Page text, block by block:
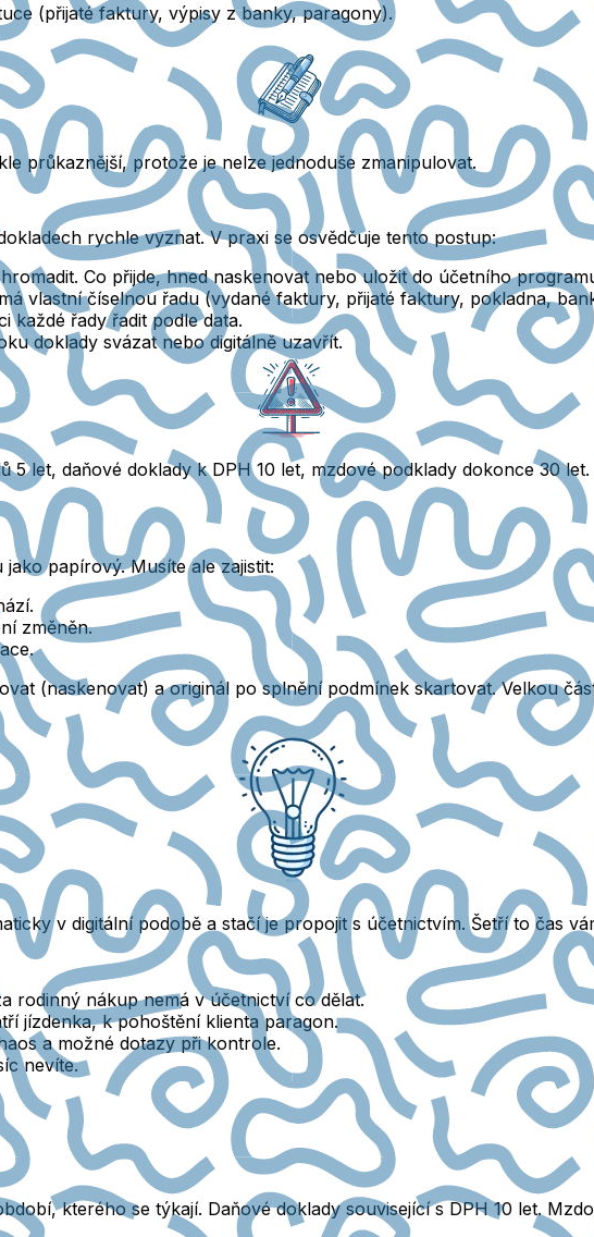
(přijaté faktury, výpisy z banky, paragony).
průkaznější,protože je nelze jednoduše zmanipulovat.
rychle vyznat. V praxi se osvědčuje tento postup:
Co přijde, hned naskenovat nebo uložit do účetního
vlastní číselnou řadu (vydané faktury, přijaté faktury, pokladna,
každé řady řadit podle data.
doklady svázat nebo digitálně uzavřít.
5 let, daňové doklady k DPH 10 let, mzdové podklady dokonce 30
papírový. Musíte ale zajistit:
změněn.
(naskenovat) a originál po splnění podmínek skartovat.Velkou
v digitální podobě a stačí je propojit s účetnictvím. Šetří to čas
rodinný nákup nemá v účetnictví co dělat.
jízdenka, k pohoštění klienta paragon.
a možné dotazy při kontrole.
nevíte.
kterého se týkají. Daňové doklady související s DPH 10 let.